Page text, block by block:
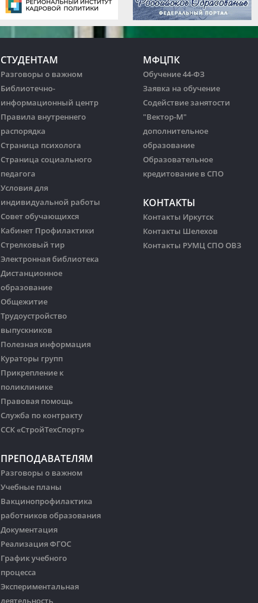
СТУДЕНТАМ
Разговоры о важном
Библиотечно-
информационный центр
Правила внутреннего
распорядка
Страница психолога
Страница социального
педагога
Условия для
индивидуальной работы
Совет обучающихся
Кабинет Профилактики
Стрелковый тир
Электронная библиотека
Дистанционное
образование
Общежитие
Трудоустройство
выпускников
Полезная информация
Кураторы групп
Прикрепление к
поликлинике
Правовая помощь
Служба по контракту
ССК «СтройТехСпорт»
ПРЕПОДАВАТЕЛЯМ
Разговоры о важном
Учебные планы
Вакцинопрофилактика
работников образования
Документация
Реализация ФГОС
График учебного
процесса
Экспериментальная
деятельность
МФЦПК
Обучение 44-ФЗ
Заявка на обучение
Содействие занятости
"Вектор-М"
дополнительное
образование
Образовательное
кредитование в СПО
КОНТАКТЫ
Контакты Иркутск
Контакты Шелехов
Контакты РУМЦ СПО ОВЗ